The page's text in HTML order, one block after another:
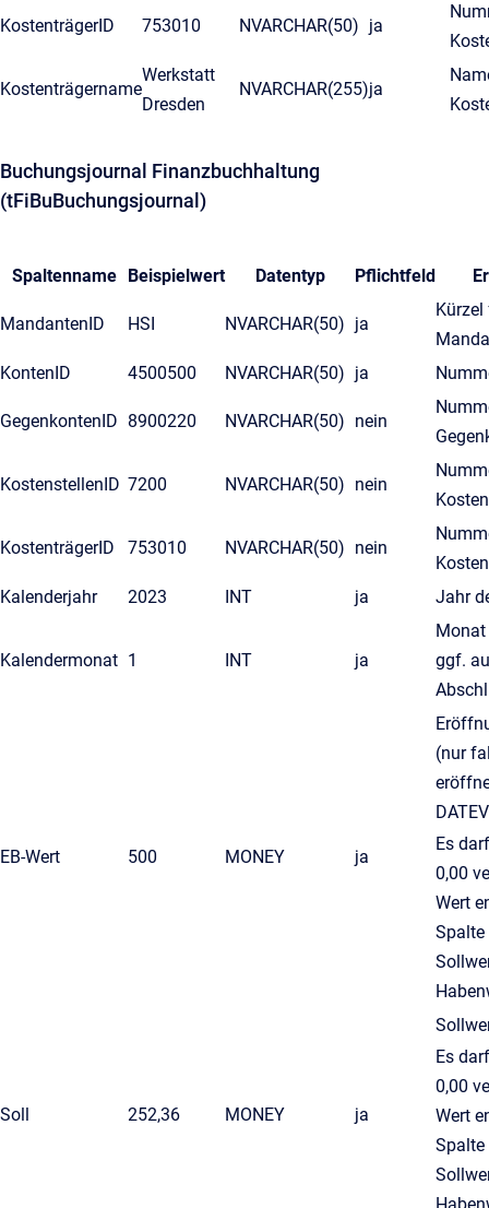
KostenträgerID 753010 NVARCHAR(50) ja
Kostenträgername
Werkstatt
Dresden
NVARCHAR(255)ja
Buchungsjournal Finanzbuchhaltung
(tFiBuBuchungsjournal)
Spaltenname Beispielwert Datentyp Pflichtfeld
MandantenID HSI NVARCHAR(50) ja
KontenID
4500500 NVARCHAR(50) ja
GegenkontenID 8900220 NVARCHAR(50) nein
KostenstellenID 7200 NVARCHAR(50) nein
KostenträgerID 753010 NVARCHAR(50) nein
Kalenderjahr
2023 INT ja Jahr
Kalendermonat 1 INT ja
Monat
ggf.
EB-Wert 500 MONEY ja
(nur
Es
0,00
Wert
Spalte
Soll 252,36 MONEY ja
Es
0,00
Wert
Spalte